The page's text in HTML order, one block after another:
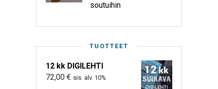
soutuihin
TUOTTEET
12 kk DIGILEHTI
72,00 € sis. alv. 10%